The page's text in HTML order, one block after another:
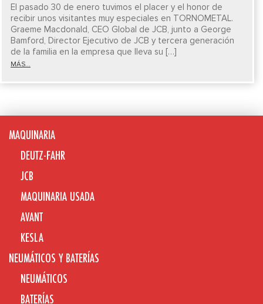
El pasado 30 de enero tuvimos el placer y el honor de
recibir unos visitantes muy especiales en TORNOMETAL.
Graeme Macdonald, CEO Global de JCB, junto a George
Bamford, Director Ejecutivo de JCB y tercera generación
de la familia en la empresa que lleva su […]
MÁS...
MAQUINARIA
DEUTZ-FAHR
JCB
MAQUINARIA USADA
AVANT
KESLA
NEUMÁTICOS Y BATERÍAS
NEUMÁTICOS
BATERÍAS